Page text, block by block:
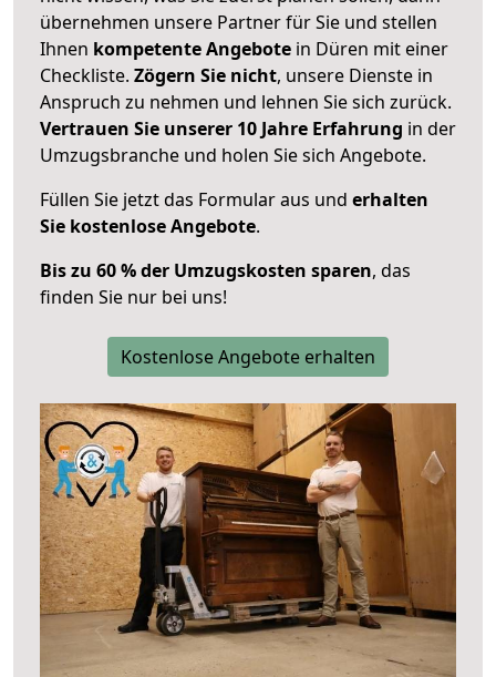
übernehmen unsere Partner für Sie und stellen
Ihnen kompetente Angebote in Düren mit einer
Checkliste. Zögern Sie nicht, unsere Dienste in
Anspruch zu nehmen und lehnen Sie sich zurück.
Vertrauen Sie unserer 10 Jahre Erfahrung in der
Umzugsbranche und holen Sie sich Angebote.
Füllen Sie jetzt das Formular aus und erhalten
Sie kostenlose Angebote.
Bis zu 60 % der Umzugskosten sparen, das
finden Sie nur bei uns!
Kostenlose Angebote erhalten